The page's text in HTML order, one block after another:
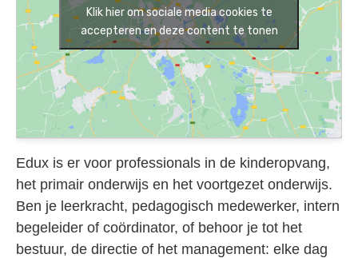
Klik hier om sociale media cookies te
accepteren en deze content te tonen
Edux is er voor professionals in de kinderopvang,
het primair onderwijs en het voortgezet onderwijs.
Ben je leerkracht, pedagogisch medewerker, intern
begeleider of coördinator, of behoor je tot het
bestuur, de directie of het management: elke dag